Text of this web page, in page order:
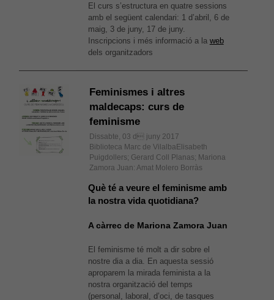
El curs s’estructura en quatre sessions
amb el següent calendari: 1 d’abril, 6 de
maig, 3 de juny, 17 de juny.
Inscripcions i més informació a la web
dels organitzadors
Feminismes i altres
maldecaps: curs de
feminisme
Dissabte, 03 d juny 2017
Biblioteca Marc de VilalbaElisabeth
Puigdollers; Gerard Coll Planas; Mariona
Zamora Juan: Amat Molero Borràs
Què té a veure el feminisme amb
la nostra vida quotidiana?
A càrrec de Mariona Zamora Juan
El feminisme té molt a dir sobre el
nostre dia a dia. En aquesta sessió
aproparem la mirada feminista a la
nostra organització del temps
(personal, laboral, d’oci, de tasques